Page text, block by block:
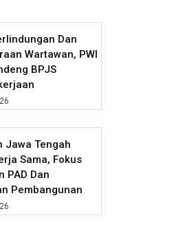
Dan
Wartawan, PWI
BPJS
Jawa Tengah
Sama, Fokus
PAD Dan
Pembangunan